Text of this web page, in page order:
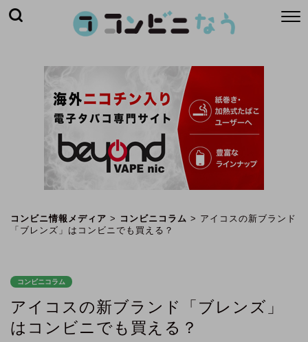
コンビニ情報メディア > コンビニコラム > アイコスの新ブランド
「ブレンズ」はコンビニでも買える？
コンビニコラム
アイコスの新ブランド「ブレンズ」
はコンビニでも買える？